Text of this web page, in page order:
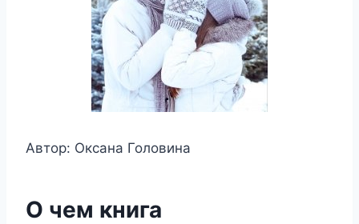
Автор: Оксана Головина
О чем книга